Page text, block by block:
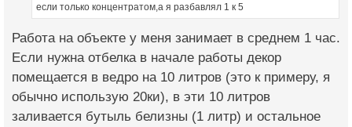
если только концентратом,а я разбавлял 1 к 5
Работа на объекте у меня занимает в среднем 1 час.
Если нужна отбелка в начале работы декор
помещается в ведро на 10 литров (это к примеру, я
обычно использую 20ки), в эти 10 литров
заливается бутыль белизны (1 литр) и остальное